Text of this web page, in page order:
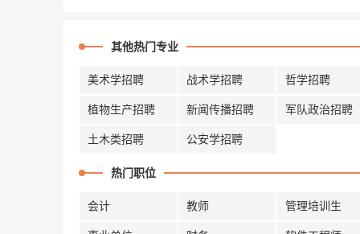
其他热门专业
美术学招聘 战术学招聘 哲学招聘
植物生产招聘 新闻传播招聘 军队政治招聘
土木类招聘 公安学招聘
热门职位
会计 教师 管理培训生